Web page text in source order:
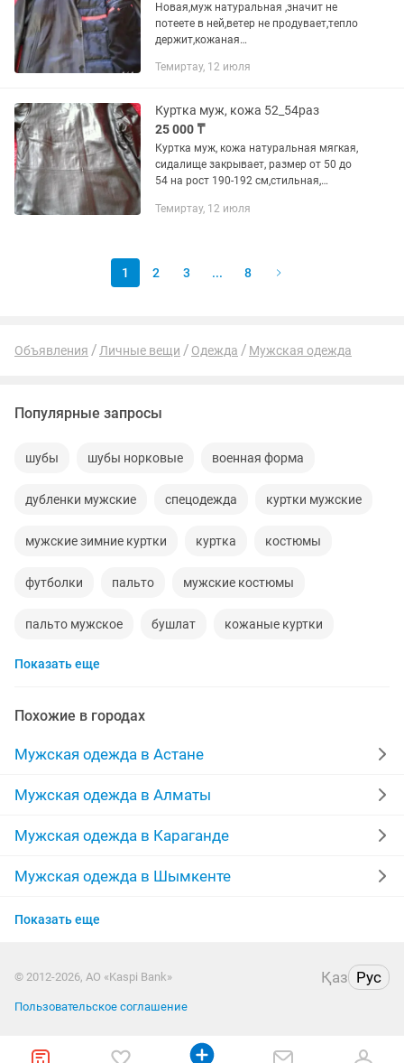
Новая,муж натуральная ,значит не
потеете в ней,ветер не продувает,тепло
держит,кожаная
ер 50,52может и 54 мерить надо,на
Темиртау, 12 июля
Куртка муж, кожа 52_54раз
25 000 ₸
Куртка муж, кожа натуральная мягкая,
сидалище закрывает, размер от 50 до
54 на рост 190-192 см,стильная,
карманами
Темиртау, 12 июля
1 2 3 ... 8
Объявления Личные вещи Одежда Мужская одежда
Популярные запросы
шубы шубы норковые военная форма
дубленки мужские спецодежда куртки мужские
мужские зимние куртки куртка костюмы
футболки пальто мужские костюмы
пальто мужское бушлат кожаные куртки
зимние куртки
кожаные куртки мужские
ветровки форма спортивный костюм мужской
джинсы пиджак мужской
adidas мужские пуховики
мужские шубы
Показать еще
Похожие в городах
Мужская одежда в Астане
Мужская одежда в Алматы
Мужская одежда в Караганде
Мужская одежда в Шымкенте
Мужская одежда в Усть-Каменогорске
Мужская одежда в Таразе
Мужская одежда в Павлодаре
Показать еще
© 2012-2026, АО «Kaspi Bank» Қаз Рус
Пользовательское соглашение